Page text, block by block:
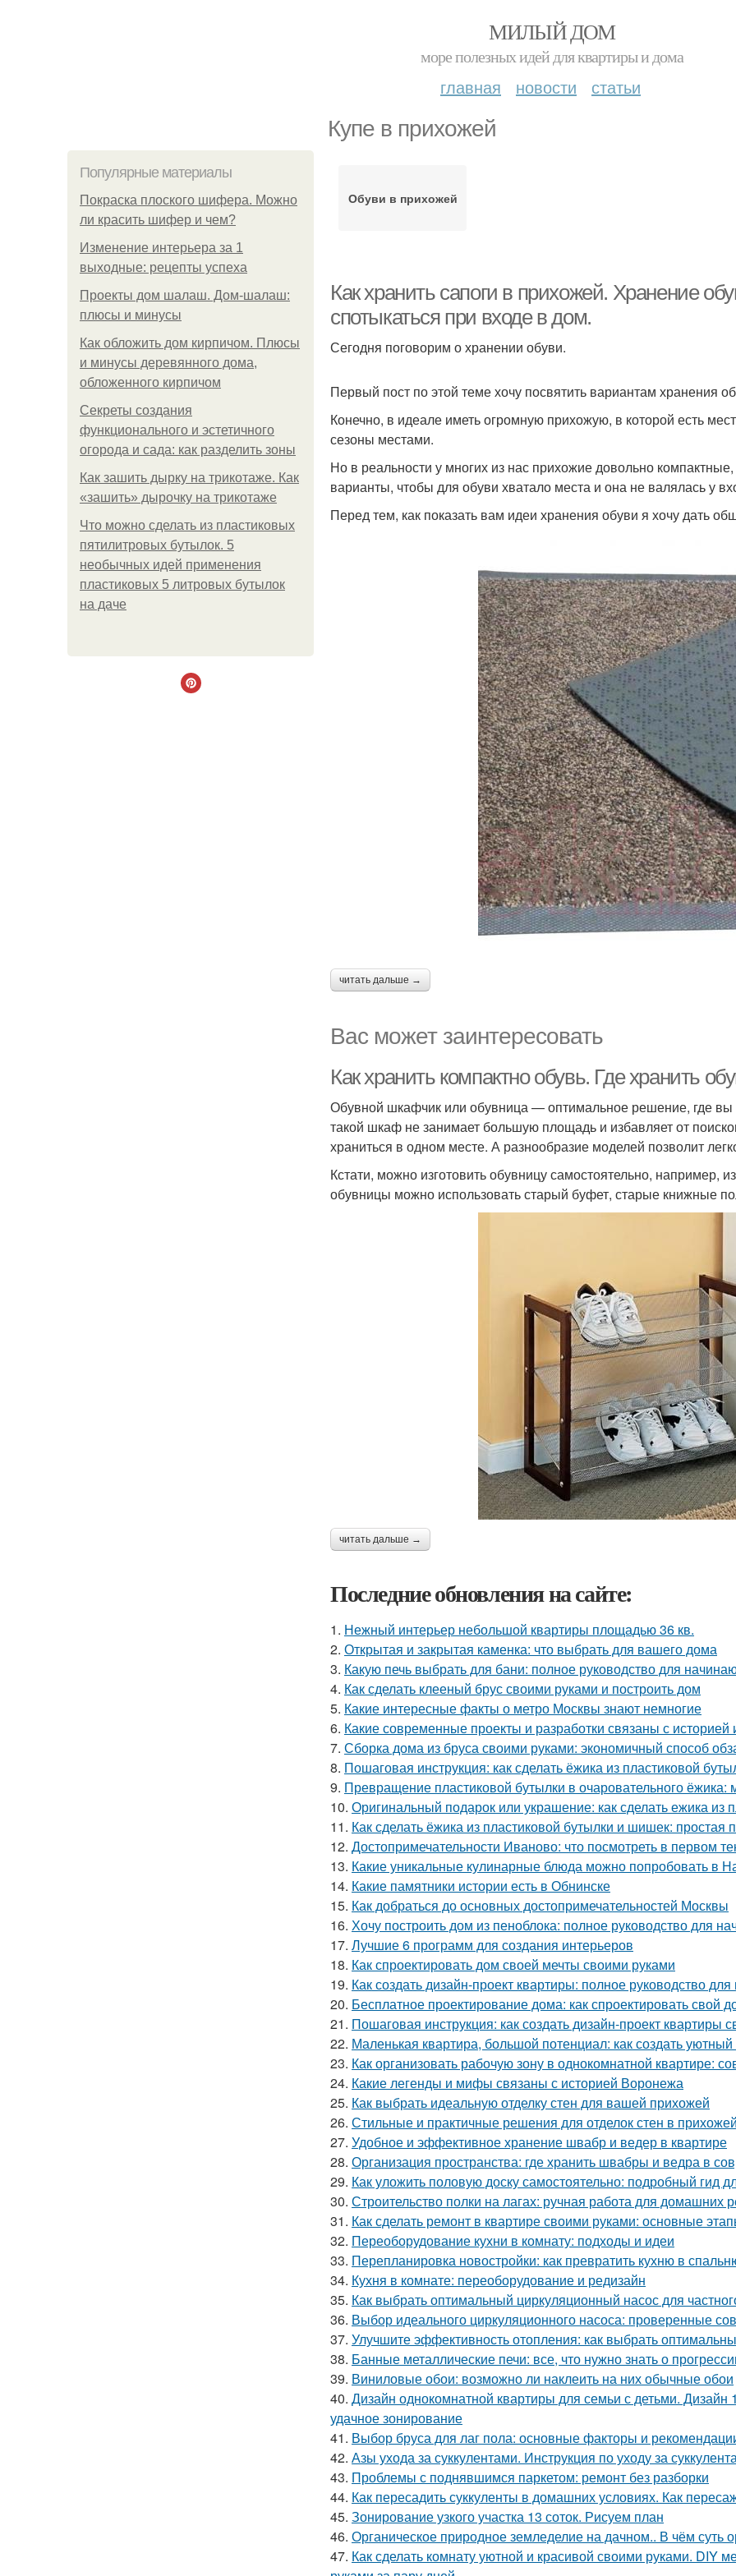
МИЛЫЙ ДОМ
море полезных идей для квартиры и дома
главная новости статьи
Купе в прихожей
Популярные материалы
Покраска плоского шифера. Можно
ли красить шифер и чем?
Изменение интерьера за 1
выходные: рецепты успеха
Проекты дом шалаш. Дом-шалаш:
плюсы и минусы
Как обложить дом кирпичом. Плюсы
и минусы деревянного дома,
обложенного кирпичом
Секреты создания
функционального и эстетичного
огорода и сада: как разделить зоны
Как зашить дырку на трикотаже. Как
«зашить» дырочку на трикотаже
Что можно сделать из пластиковых
пятилитровых бутылок. 5
необычных идей применения
пластиковых 5 литровых бутылок
на даче
Обуви в прихожей
Как хранить сапоги в прихожей. Хранение
спотыкаться при входе в дом.
Сегодня поговорим о хранении обуви.
Первый пост по этой теме хочу посвятить вариантам хранения
Конечно, в идеале иметь огромную прихожую, в которой есть
сезоны местами.
Но в реальности у многих из нас прихожие довольно
варианты, чтобы для обуви хватало места и она не валялась у
Перед тем, как показать вам идеи хранения обуви я хочу дать
читать дальше →
Вас может заинтересовать
Как хранить компактно обувь. Где хранить
Обувной шкафчик или обувница — оптимальное решение, где
такой шкаф не занимает большую площадь и избавляет от
храниться в одном месте. А разнообразие моделей позволит
Кстати, можно изготовить обувницу самостоятельно, например,
обувницы можно использовать старый буфет, старые книжные
читать дальше →
Последние обновления на сайте:
1. Нежный интерьер небольшой квартиры площадью 36 кв.
2. Открытая и закрытая каменка: что выбрать для вашего дома
3. Какую печь выбрать для бани: полное руководство для
4. Как сделать клееный брус своими руками и построить дом
5. Какие интересные факты о метро Москвы знают немногие
6. Какие современные проекты и разработки связаны с историей
7. Сборка дома из бруса своими руками: экономичный способ
8. Пошаговая инструкция: как сделать ёжика из пластиковой
9. Превращение пластиковой бутылки в очаровательного ёжика:
10. Оригинальный подарок или украшение: как сделать ежика из
11. Как сделать ёжика из пластиковой бутылки и шишек: простая
12. Достопримечательности Иваново: что посмотреть в первом
13. Какие уникальные кулинарные блюда можно попробовать в
14. Какие памятники истории есть в Обнинске
15. Как добраться до основных достопримечательностей Москвы
16. Хочу построить дом из пеноблока: полное руководство для
17. Лучшие 6 программ для создания интерьеров
18. Как спроектировать дом своей мечты своими руками
19. Как создать дизайн-проект квартиры: полное руководство
20. Бесплатное проектирование дома: как спроектировать свой
21. Пошаговая инструкция: как создать дизайн-проект квартиры
22. Маленькая квартира, большой потенциал: как создать уютный
23. Как организовать рабочую зону в однокомнатной квартире:
24. Какие легенды и мифы связаны с историей Воронежа
25. Как выбрать идеальную отделку стен для вашей прихожей
26. Стильные и практичные решения для отделок стен в
27. Удобное и эффективное хранение швабр и ведер в квартире
28. Организация пространства: где хранить швабры и ведра в
29. Как уложить половую доску самостоятельно: подробный гид
30. Строительство полки на лагах: ручная работа для домашних
31. Как сделать ремонт в квартире своими руками: основные
32. Переоборудование кухни в комнату: подходы и идеи
33. Перепланировка новостройки: как превратить кухню в
34. Кухня в комнате: переоборудование и редизайн
35. Как выбрать оптимальный циркуляционный насос для
36. Выбор идеального циркуляционного насоса: проверенные
37. Улучшите эффективность отопления: как выбрать
38. Банные металлические печи: все, что нужно знать о
39. Виниловые обои: возможно ли наклеить на них обычные обои
40. Дизайн однокомнатной квартиры для семьи с детьми.
удачное зонирование
41. Выбор бруса для лаг пола: основные факторы и
42. Азы ухода за суккулентами. Инструкция по уходу за
43. Проблемы с поднявшимся паркетом: ремонт без разборки
44. Как пересадить суккуленты в домашних условиях. Как
45. Зонирование узкого участка 13 соток. Рисуем план
46. Органическое природное земледелие на дачном.. В чём суть
47. Как сделать комнату уютной и красивой своими руками. DIY